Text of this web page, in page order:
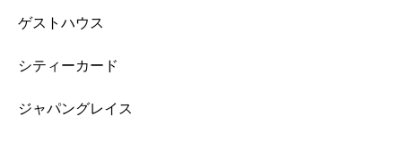
ゲストハウス
シティーカード
ジャパングレイス